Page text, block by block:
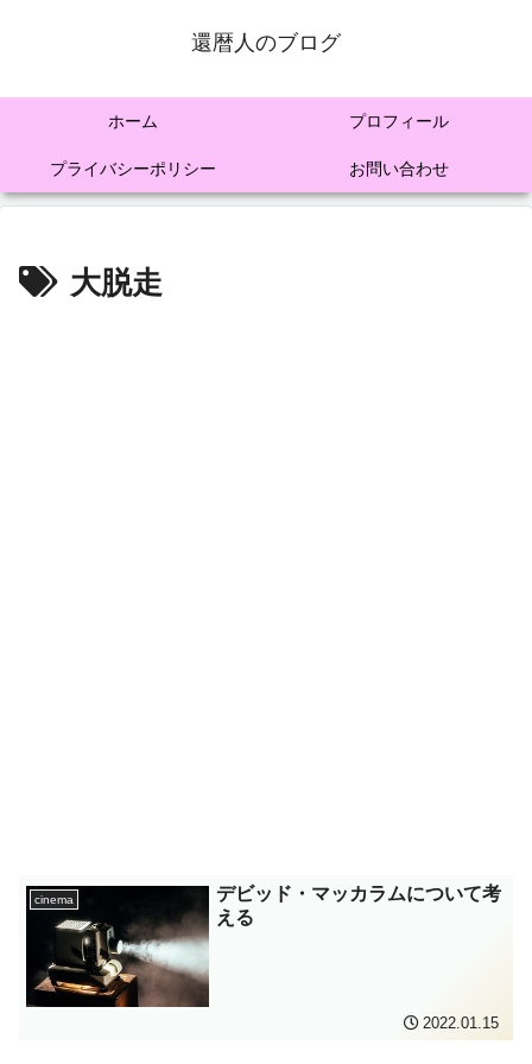
還暦人のブログ
ホーム プロフィール
プライバシーポリシー お問い合わせ
大脱走
cinema
デビッド・マッカラムについて考
える
2022.01.15